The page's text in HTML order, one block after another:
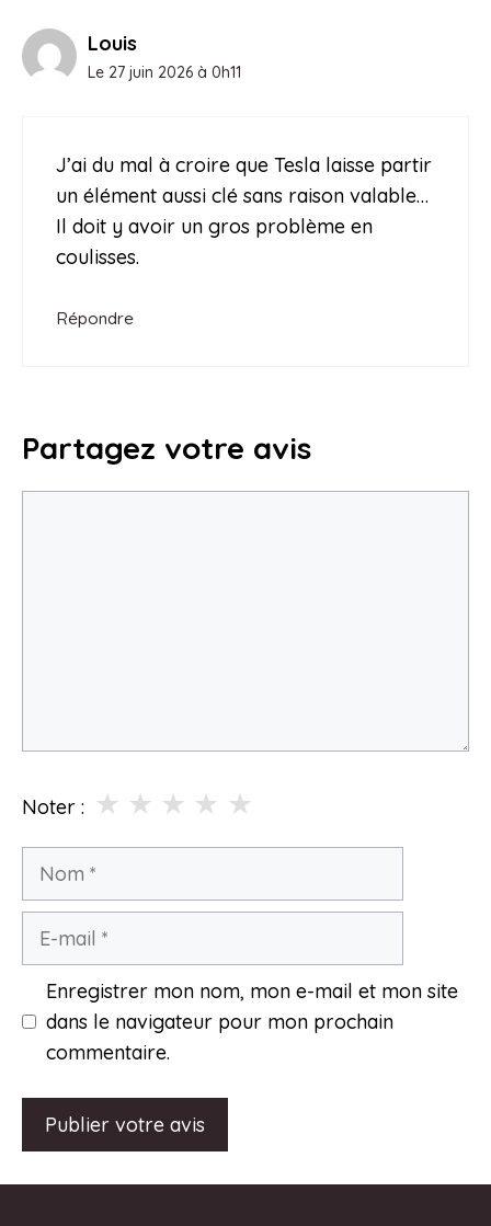
Louis
Le 27 juin 2026 à 0h11
J’ai du mal à croire que Tesla laisse partir
un élément aussi clé sans raison valable…
Il doit y avoir un gros problème en
coulisses.
Répondre
Partagez votre avis
Noter : ★
★
★
★
★
Nom
Enregistrer mon nom, mon e-mail et mon site
dans le navigateur pour mon prochain
commentaire.